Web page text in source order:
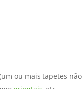
ou mais tapetes